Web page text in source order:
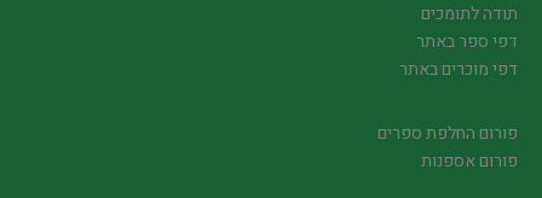
תודה לתומכים
דפי ספר באתר
דפי מוכרים באתר
פורום החלפת ספרים
פורום אספנות